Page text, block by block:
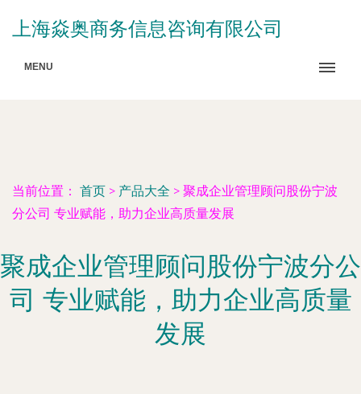
上海焱奥商务信息咨询有限公司
MENU
当前位置： 首页 > 产品大全 > 聚成企业管理顾问股份宁波
分公司 专业赋能，助力企业高质量发展
聚成企业管理顾问股份宁波分公
司 专业赋能，助力企业高质量
发展